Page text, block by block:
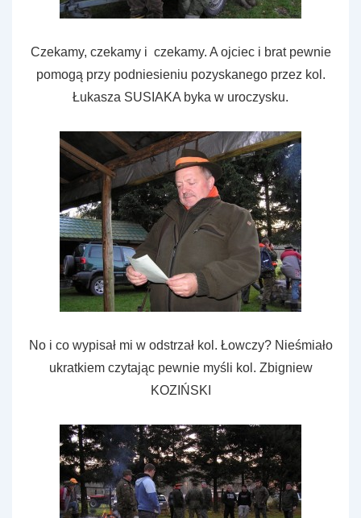
Czekamy, czekamy i czekamy. A ojciec i brat pewnie
pomogą przy podniesieniu pozyskanego przez kol.
Łukasza SUSIAKA byka w uroczysku.
No i co wypisał mi w odstrzał kol. Łowczy? Nieśmiało
ukratkiem czytając pewnie myśli kol. Zbigniew
KOZIŃSKI